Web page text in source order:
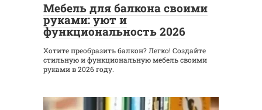
Мебель для балкона своими
руками: уют и
функциональность 2026
Хотите преобразить балкон? Легко! Создайте
стильную и функциональную мебель своими
руками в 2026 году.